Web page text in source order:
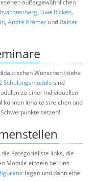
außergewöhnlichen
, Uwe Ricken,
, André Krämer und Rainer
Wünschen (siehe
Schulungsmodule sind
zu einer individuellen
können Inhalte streichen und
setzen!
Kategorieliste links, die
Module einzeln bei uns
legen und dann eine